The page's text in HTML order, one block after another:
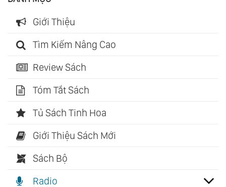
Giới Thiệu
Tìm Kiếm Nâng Cao
Review Sách
Tóm Tắt Sách
Tủ Sách Tinh Hoa
Giới Thiệu Sách Mới
Sách Bộ
Radio